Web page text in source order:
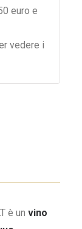
euro e
vedere i
è un vino